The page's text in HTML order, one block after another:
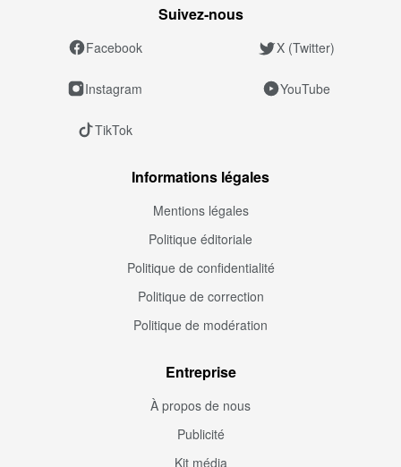
Suivez‑nous
Facebook X (Twitter)
Instagram YouTube
TikTok
Informations légales
Mentions légales
Politique éditoriale
Politique de confidentialité
Politique de correction
Politique de modération
Entreprise
À propos de nous
Publicité
Kit média